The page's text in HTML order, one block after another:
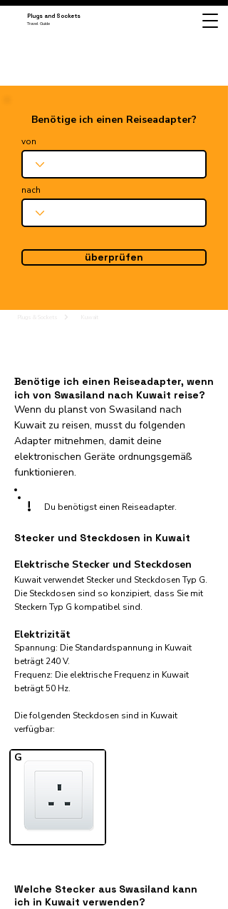
Plugs and Sockets
Travel Guide
Benötige ich einen Reiseadapter?
von
nach
überprüfen
Benötige ich einen Reiseadapter, wenn
ich von Swasiland nach Kuwait reise?
Wenn du planst von Swasiland nach
Kuwait zu reisen, musst du folgenden
Adapter mitnehmen, damit deine
elektronischen Geräte ordnungsgemäß
funktionieren.
! Du benötigst einen Reiseadapter.
Stecker und Steckdosen in Kuwait
Elektrische Stecker und Steckdosen
Kuwait verwendet Stecker und Steckdosen Typ G.
Die Steckdosen sind so konzipiert, dass Sie mit
Steckern Typ G kompatibel sind.
Elektrizität
Spannung: Die Standardspannung in Kuwait
beträgt 240 V.
Frequenz: Die elektrische Frequenz in Kuwait
beträgt 50 Hz.
Die folgenden Steckdosen sind in Kuwait
verfügbar:​
G
Welche Stecker aus Swasiland kann
ich in Kuwait verwenden?